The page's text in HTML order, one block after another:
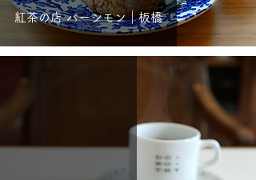
紅茶の店 パーシモン｜板橋